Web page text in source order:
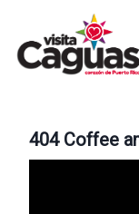
404 Coffee